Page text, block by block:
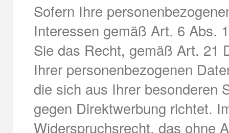
Sofern Ihre
Interessen gemäß Art. 6 Abs.
Sie das Recht, gemäß Art. 21
Ihrer personenbezogenen
die sich aus Ihrer besonderen
gegen Direktwerbung richtet.
Widerspruchsrecht, das ohne